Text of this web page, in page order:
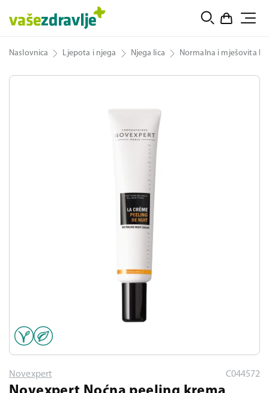
Naslovnica Ljepota i njega Njega lica Normalna i mješovita
Novexpert C044572